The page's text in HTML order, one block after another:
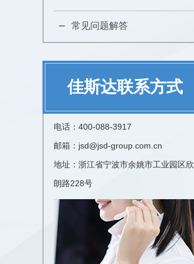
常见问题解答
佳斯达联系方式
电话：400-088-3917
邮箱：jsd@jsd-group.com.cn
地址：浙江省宁波市余姚市工业园区欣
朗路228号